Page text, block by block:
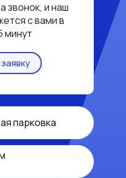
парковка
звонок, и наш
с вами в
минут